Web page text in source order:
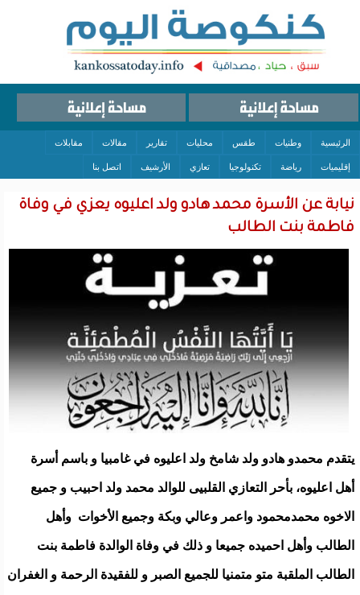
الرئيسية وطنيات طقس محليات تقارير مقالات مقابلات
إقليميات رياضة تكنولوجيا تعازي الأرشيف اتصل بنا
نيابة عن الأسرة محمد هادو ولد اعليوه يعزي في وفاة
فاطمة بنت الطالب
يتقدم محمدو هادو ولد شامخ ولد اعليوه في غامبيا و باسم أسرة
أهل اعليوه، بأحر التعازي القلبيى للوالد محمد ولد احبيب و جميع
الاخوه محمدمحمود واعمر وعالي وبكة وجميع الأخوات وأهل
الطالب وأهل احميده جميعا و ذلك في وفاة الوالدة فاطمة بنت
الطالب الملقبة متو متمنيا للجميع الصبر و للفقيدة الرحمة و الغفران